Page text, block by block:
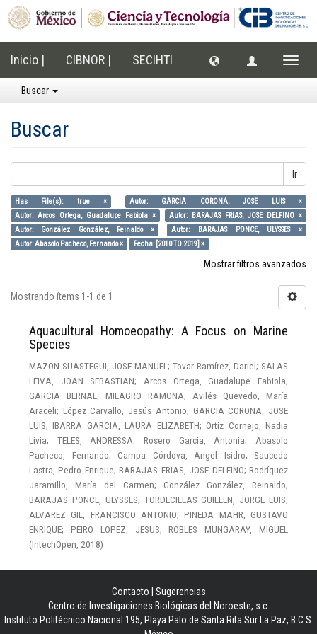
Inicio | CIBNOR | SECIHTI
Buscar
Buscar
Ir
Has File(s): true ×
Autor: GARCIA CORONA, JOSE LUIS ×
Autor: Arcos Ortega, Guadalupe Fabiola ×
Autor: BARAJAS FRIAS, JOSE DELFINO ×
Autor: González González, Reinaldo ×
Autor: BARAJAS PONCE, ULYSSES ×
Autor: Abasolo Pacheco, Fernando ×
Fecha: [2010 TO 2019] ×
Mostrar filtros avanzados
Mostrando ítems 1-1 de 1
Aquacultural Homoeopathy: A Focus on Marine
Species
MAZON SUASTEGUI, JOSE MANUEL ; Tovar Ramírez, Dariel; SALAS
LEIVA, JOAN SEBASTIAN; Arcos Ortega, Guadalupe Fabiola;
GARCIA BERNAL, MILAGRO RAMONA; Avilés Quevedo, María
Araceli; López Carvallo, Jesús Antonio; GARCIA CORONA, JOSE
LUIS;IBARRA GARCIA, LAURA ELIZABETH;Ortíz Cornejo, Nadia
Livia; TELES, ANDRESSA;Rosero García, Antonia; Abasolo
Pacheco, Fernando; Campa Córdova, Angel Isidro; Saucedo
Lastra, Pedro Enrique;BARAJAS FRIAS, JOSE DELFINO;Rodríguez
Jaramillo, María del Carmen; González González, Reinaldo;
BARAJAS PONCE, ULYSSES; TORDECILLAS GUILLEN, JORGE LUIS;
ALVAREZ GIL, FRANCISCO ANTONIO;PINEDA MAHR, GUSTAVO
ENRIQUE; PEIRO LOPEZ, JESUS;ROBLES MUNGARAY, MIGUEL
(IntechOpen 2018)
Contacto
Sugerencias
Centro de Investigaciones Biológicas del Noroeste, s.c.
Instituto Politécnico Nacional 195, Playa Palo de Santa Rita Sur La Paz, B.C.S.